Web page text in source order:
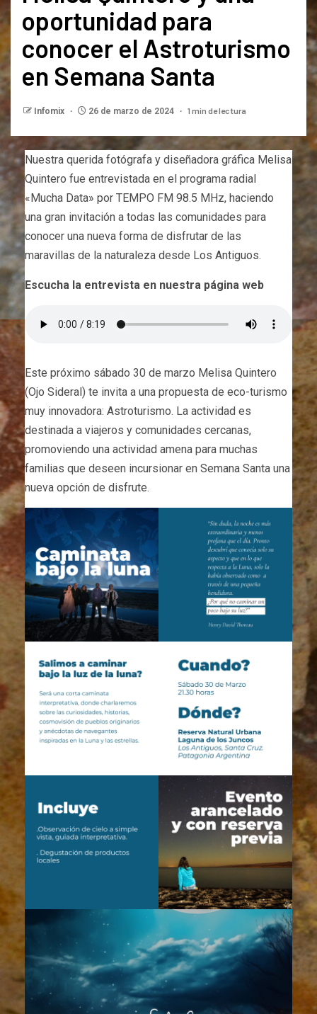
oportunidad para
conocer el Astroturismo
en Semana Santa
Infomix 26 de marzo de 2024 1 min de lectura
Nuestra querida fotógrafa y diseñadora gráfica Melisa
Quintero fue entrevistada en el programa radial
«Mucha Data» por TEMPO FM 98.5 MHz, haciendo
una gran invitación a todas las comunidades para
conocer una nueva forma de disfrutar de las
maravillas de la naturaleza desde Los Antiguos.
Escucha la entrevista en nuestra página web
Este próximo sábado 30 de marzo Melisa Quintero
(Ojo Sideral) te invita a una propuesta de eco-turismo
muy innovadora: Astroturismo. La actividad es
destinada a viajeros y comunidades cercanas,
promoviendo una actividad amena para muchas
familias que deseen incursionar en Semana Santa una
nueva opción de disfrute.